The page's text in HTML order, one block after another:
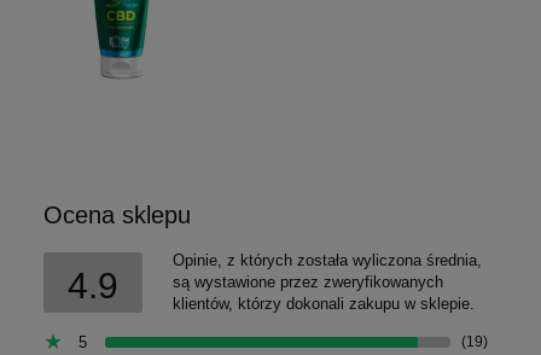
Ocena sklepu
4.9
Opinie, z których została wyliczona średnia,
są wystawione przez zweryfikowanych
klientów, którzy dokonali zakupu w sklepie.
5 (19)